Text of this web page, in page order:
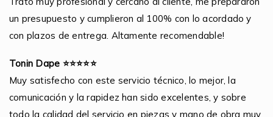
un presupuesto y cumplieron al 100% con lo acordado y
con plazos de entrega. Altamente recomendable!
Tonin Dape ⭐⭐⭐⭐⭐
Muy satisfecho con este servicio técnico, lo mejor, la
comunicación y la rapidez han sido excelentes, y sobre
todo la calidad del servicio en piezas y mano de obra muy